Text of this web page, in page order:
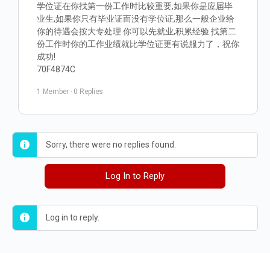
学位证在你找第一份工作时比较重要,如果你是应届毕
业生,如果你只有毕业证而没有学位证,那么一般企业给
你的待遇会按大专处理.你可以先就业,积累经验.找第二
份工作时你的工作业绩就比学位证更有说服力了，祝你
成功!
70F4874C
1 Member · 0 Replies
Sorry, there were no replies found.
Log In to Reply
Log in to reply.